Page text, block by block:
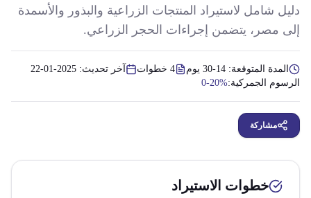
دليل شامل لاستيراد المنتجات الزراعية والبذور والأسمدة
إلى مصر، يتضمن إجراءات الحجر الزراعي.
المدة المتوقعة: 14-30 يوم 4 خطوات آخر تحديث: 2025-01-22
الرسوم الجمركية:0-20%
مشاركة
خطوات الاستيراد